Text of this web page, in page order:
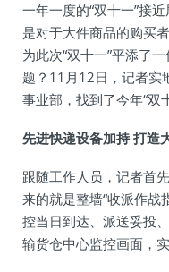
一年一度的“双十一”接
是对于大件商品的购买
为此次“双十一”平添了
题？11月12日，记者实
事业部，找到了今年“双
先进快递设备加持 打造
跟随工作人员，记者首
来的就是整墙“收派作战
控当日到达、派送妥投
输货仓中心监控画面，